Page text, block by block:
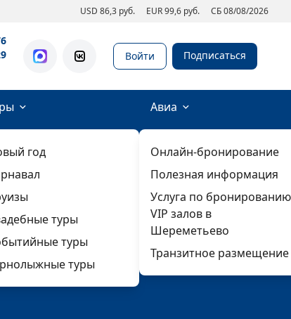
USD 86,3 руб. EUR 99,6 руб. СБ 08/08/2026
Войти Подписаться
год
туры
туры
туры
Авиа
Онлайн-бронирование
Полезная информация
Услуга по бронированию
VIP залов в
Шереметьево
Транзитное размещение